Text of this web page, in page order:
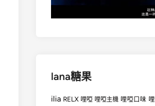
lana糖果
ilia RELX 哩啞 哩啞主機 哩啞口味